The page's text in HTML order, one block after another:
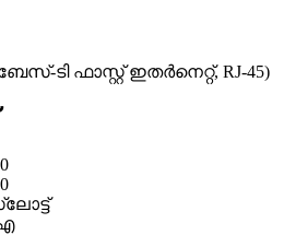
ബേസ്-ടി ഫാസ്റ്റ് ഇതർനെറ്റ്, RJ-45)